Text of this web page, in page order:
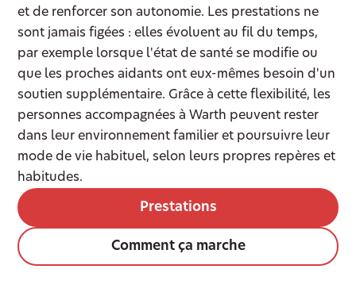
et de renforcer son autonomie. Les prestations ne
sont jamais figées : elles évoluent au fil du temps,
par exemple lorsque l'état de santé se modifie ou
que les proches aidants ont eux-mêmes besoin d'un
soutien supplémentaire. Grâce à cette flexibilité, les
personnes accompagnées à Warth peuvent rester
dans leur environnement familier et poursuivre leur
mode de vie habituel, selon leurs propres repères et
habitudes.
Prestations
Comment ça marche